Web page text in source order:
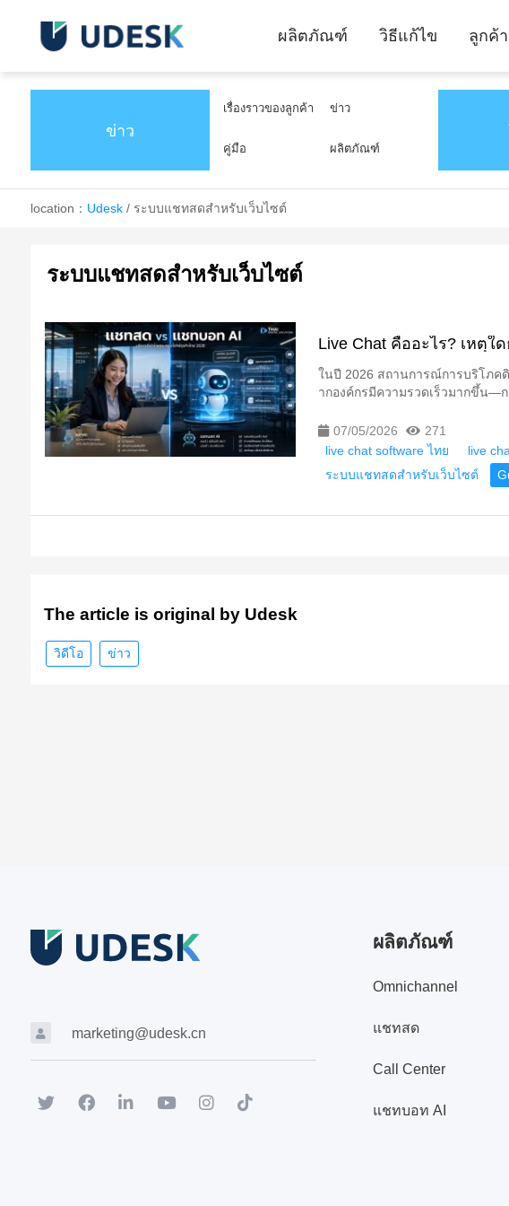
ผลิตภัณฑ์ วิธีแก้ไข ลูกค้า
ข่าว
เรื่องราวของลูกค้า ข่าว
คู่มือ ผลิตภัณฑ์
location： Udesk/ ระบบแชทสดสำหรับเว็บไซต์
ระบบแชทสดสำหรับเว็บไซต์
Live Chat คืออะไร? เหตุใ
ในปี 2026 สถานการณ์การบริโภค
ากองค์กรมีความรวดเร็วมากขึ้น—
07/05/2026
271
live chat software ไทย
live
ระบบแชทสดสำหรับเว็บไซต์
The article is original by Udesk
วิดีโอ ข่าว
marketing@udesk.cn
ผลิตภัณฑ์
Omnichannel
แชทสด
Call Center
แชทบอท AI